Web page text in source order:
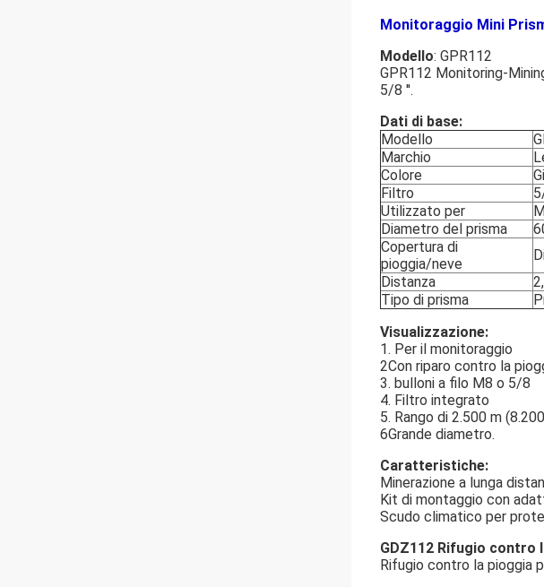
Monitoraggio Mini
Modello: GPR112
GPR112 Monitoring-
5/8 ′′.
Dati di base:
Modello
Marchio
Colore
Filtro
Utilizzato per
Diametro del prisma
Copertura di
pioggia/neve
Distanza
Tipo di prisma
Visualizzazione:
1. Per il monitoraggio
2Con riparo contro la
3. bulloni a filo M8 o 5/8
4. Filtro integrato
5. Rango di 2.500 m
6Grande diametro.
Caratteristiche:
Minerazione a lunga
Kit di montaggio con
Scudo climatico per
GDZ112 Rifugio contro
Rifugio contro la pioggia